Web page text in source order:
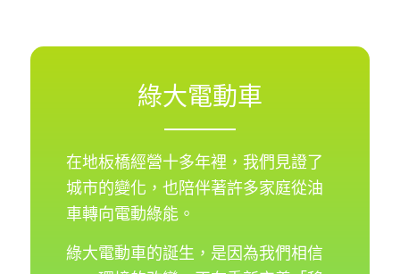
綠大電動車
在地板橋經營十多年裡，我們見證了
城市的變化，也陪伴著許多家庭從油
車轉向電動綠能。
綠大電動車的誕生，是因為我們相信